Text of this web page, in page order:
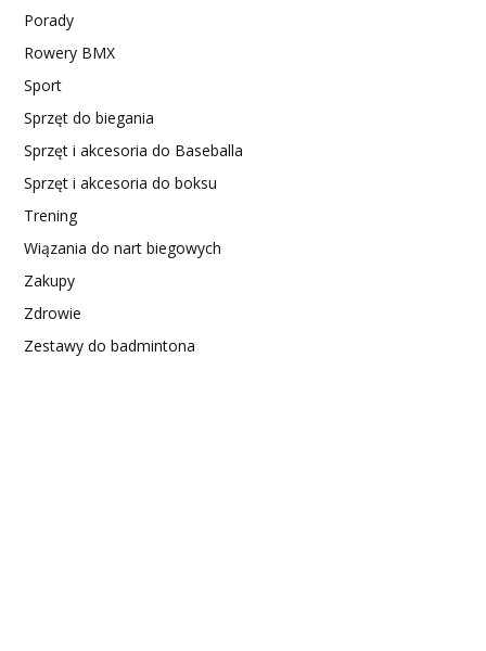
Porady
Rowery BMX
Sport
Sprzęt do biegania
Sprzęt i akcesoria do Baseballa
Sprzęt i akcesoria do boksu
Trening
Wiązania do nart biegowych
Zakupy
Zdrowie
Zestawy do badmintona